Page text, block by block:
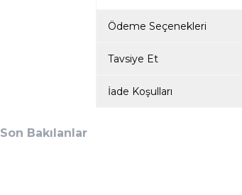
Ödeme Seçenekleri
Tavsiye Et
İade Koşulları
Son Bakılanlar